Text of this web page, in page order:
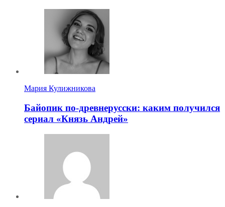
Мария Кулижникова
Байопик по-древнерусски: каким получился
сериал «Князь Андрей»